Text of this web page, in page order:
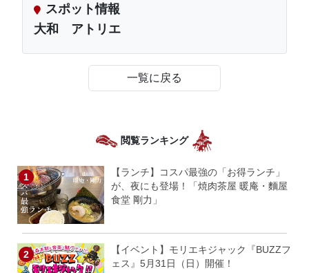
スポット情報
大和 アトリエ
一覧に戻る
閲覧ランキング
【ランチ】コスパ最強の「お得ランチ」
が、夜にも登場！「焼肉茶屋 暖庵・麵屋
食堂 剛力」
【イベント】モリエキジャック『BUZZフ
ェス』5月31日（日）開催！